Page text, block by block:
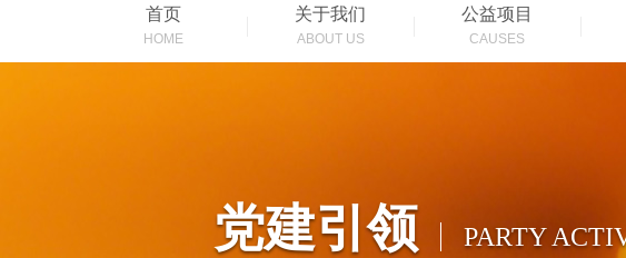
首页
HOME
关于我们
ABOUT US
公益项目
CAUSES
党建引领 PARTY